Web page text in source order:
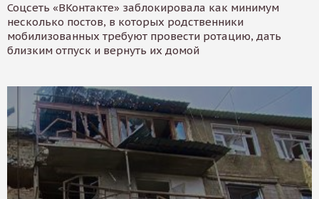
Соцсеть «ВКонтакте» заблокировала как минимум
несколько постов, в которых родственники
мобилизованных требуют провести ротацию, дать
близким отпуск и вернуть их домой